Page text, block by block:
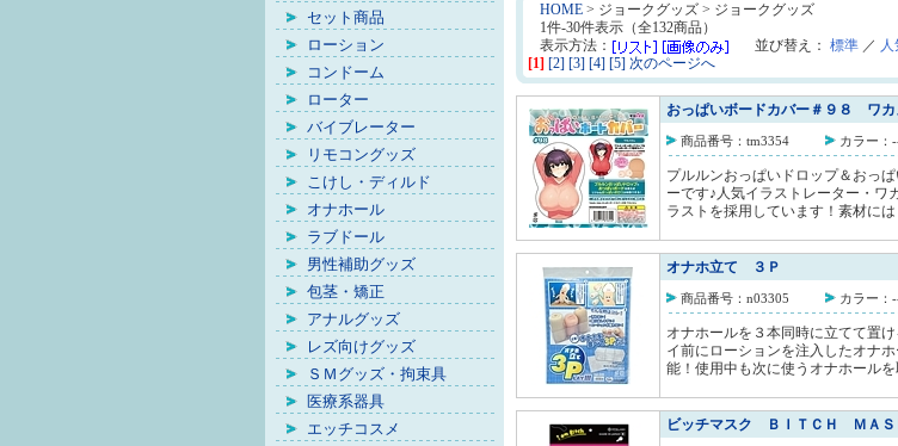
セット商品
ローション
コンドーム
ローター
バイブレーター
リモコングッズ
こけし・ディルド
オナホール
ラブドール
男性補助グッズ
包茎・矯正
アナルグッズ
レズ向けグッズ
ＳＭグッズ・拘束具
医療系器具
エッチコスメ
HOME > ジョークグッズ > ジョークグッズ
1件-30件表示（全132商品）
表示方法：
並び替え： 標準 ／
[1] [2] [3] [4] [5] 次のページへ
おっぱいボードカバー＃９８ ワカ
商品番号：tm3354 カラー：
プルルンおっぱいドロップ＆おっ
ーです♪人気イラストレーター・ワ
ラストを採用しています！素材には
オナホ立て ３Ｐ
商品番号：n03305 カラー：
オナホールを３本同時に立てて置
イ前にローションを注入したオナ
能！使用中も次に使うオナホールを
ビッチマスク ＢＩＴＣＨ ＭＡＳ